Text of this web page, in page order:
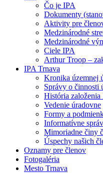
Čo je IPA
Dokumenty
Aktivity pre
Medzinárodné
Medzinárodné
Ciele IPA
Arthur Troop –
IPA Trnava
Kronika územnej
Správy o činnosti
História založenia
Vedenie úradovne
Formy a
Informatívne
Mimoriadne činy
Úspechy našich
Oznamy pre členov
Fotogaléria
Mesto Trnava